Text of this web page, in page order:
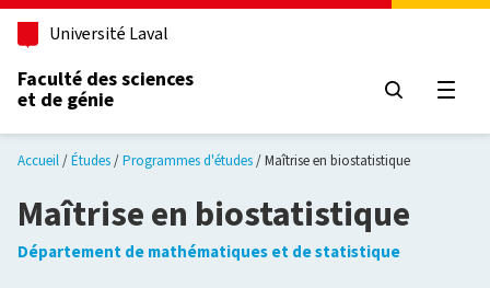
Aller au contenu principal
Université Laval
Faculté des sciences
et de génie
Accueil Études Programmes d'études Maîtrise en biostatistique
Maîtrise en biostatistique
Département de mathématiques et de statistique